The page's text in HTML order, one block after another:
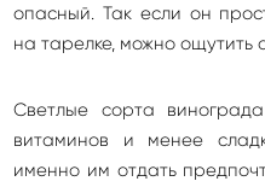
опасный. Так если он
на тарелке, можно ощутить
Светлые сорта
витаминов и менее
именно им отдать